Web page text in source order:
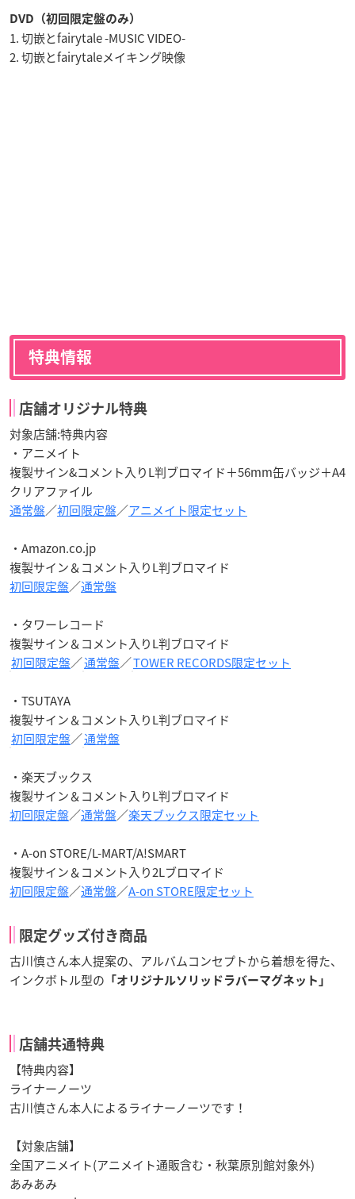
DVD（初回限定盤のみ）
1. 切嵌とfairytale -MUSIC VIDEO-
2. 切嵌とfairytaleメイキング映像
特典情報
店舗オリジナル特典
対象店舗:特典内容
・アニメイト
複製サイン&コメント入りL判ブロマイド＋56mm缶バッジ＋A4
クリアファイル
通常盤／初回限定盤／アニメイト限定セット
・Amazon.co.jp
複製サイン＆コメント入りL判ブロマイド
初回限定盤／通常盤
・タワーレコード
複製サイン＆コメント入りL判ブロマイド
初回限定盤／通常盤／TOWER RECORDS限定セット
・TSUTAYA
複製サイン＆コメント入りL判ブロマイド
初回限定盤／通常盤
・楽天ブックス
複製サイン＆コメント入りL判ブロマイド
初回限定盤／通常盤／楽天ブックス限定セット
・A-on STORE/L-MART/A!SMART
複製サイン＆コメント入り2Lブロマイド
初回限定盤／通常盤／A-on STORE限定セット
限定グッズ付き商品
古川慎さん本人提案の、アルバムコンセプトから着想を得た、
インクボトル型の 「オリジナルソリッドラバーマグネット」
店舗共通特典
【特典内容】
ライナーノーツ
古川慎さん本人によるライナーノーツです！
【対象店舗】
全国アニメイト(アニメイト通販含む・秋葉原別館対象外)
あみあみ